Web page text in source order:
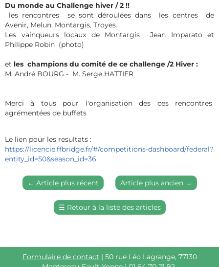
Du monde au Challenge hiver / 2 !!
les rencontres se sont déroulées dans les centres de
Avenir, Melun, Montargis, Troyes.
Les vainqueurs locaux de Montargis Jean Imparato et
Philippe Robin (photo)
et les champions du comité de ce challenge /2 Hiver :
M. André BOURG - M. Serge HATTIER
Merci à tous pour l'organisation des ces rencontres
agrémentées de buffets
Le lien pour les resultats :
https://licencie.ffbridge.fr/#/competitions-dashboard/federal?
entity_id=50&season_id=36
← Article plus récent Article plus ancien→
☰ Retour à la liste des articles
Formulaire de contact | 50 rue Léo Lagrange, 77130